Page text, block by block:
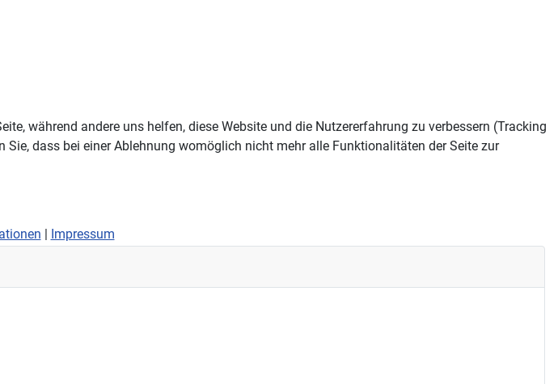
während andere uns helfen, diese Website und die Nutzererfahrung zu verbessern (Tracking
dass bei einer Ablehnung womöglich nicht mehr alle Funktionalitäten der Seite zur
| Impressum